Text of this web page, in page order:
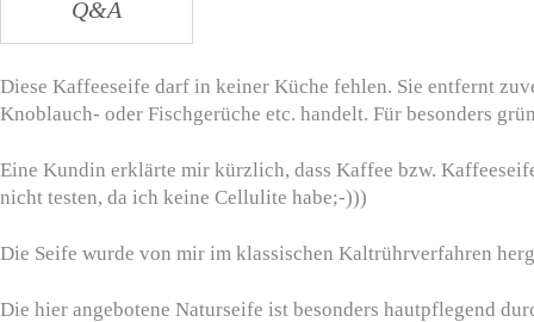
Q&A
Diese Kaffeeseife darf in keiner Küche fehlen. Sie entfernt
Knoblauch- oder Fischgerüche etc. handelt. Für besonders
Eine Kundin erklärte mir kürzlich, dass Kaffee bzw.
nicht testen, da ich keine Cellulite habe;-)))
Die Seife wurde von mir im klassischen Kaltrührverfahren
Die hier angebotene Naturseife ist besonders hautpflegend